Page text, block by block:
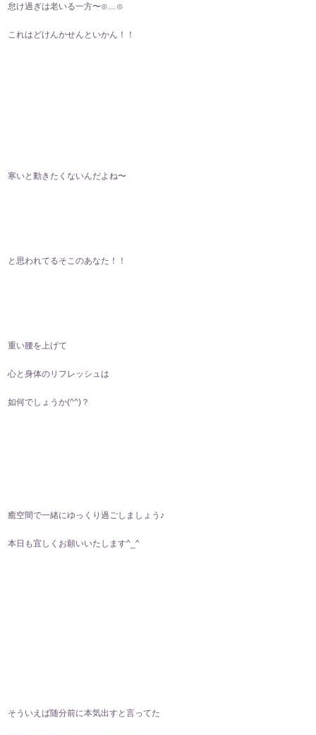
怠け過ぎは老いる一方〜⊙⁠﹏⁠⊙
これはどけんかせんといかん！！
寒いと動きたくないんだよね〜
と思われてるそこのあなた！！
重い腰を上げて
心と身体のリフレッシュは
如何でしょうか(⁠^⁠^⁠)？
癒空間で一緒にゆっくり過ごしましょう♪
本日も宜しくお願いいたします^⁠_⁠^
そういえば随分前に本気出すと言ってた